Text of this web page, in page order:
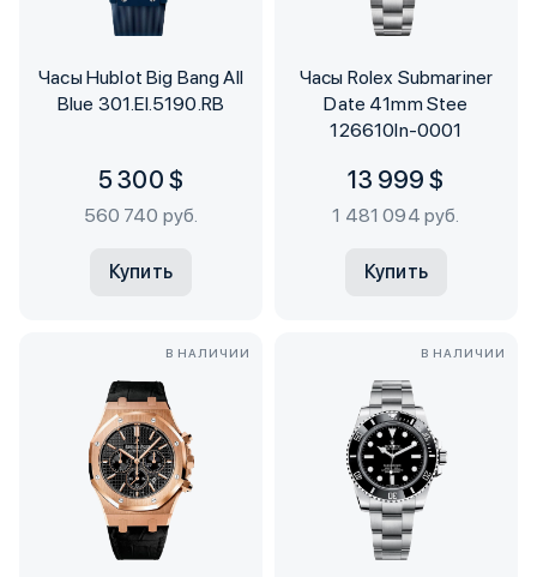
Часы Hublot Big Bang All
Blue 301.EI.5190.RB
5 300 $
560 740 руб.
Купить
Часы Rolex Submariner
Date 41mm Stee
126610ln-0001
13 999 $
1 481 094 руб.
Купить
В НАЛИЧИИ В НАЛИЧИИ